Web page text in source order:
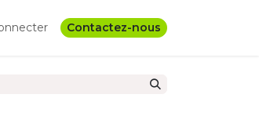
Contactez-nous